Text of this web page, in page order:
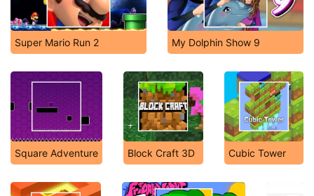
Super Mario Run 2 My Dolphin Show 9
Square Adventure Block Craft 3D Cubic Tower